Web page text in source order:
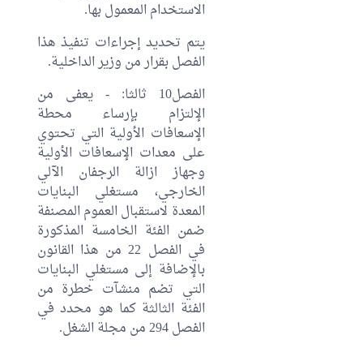
الاستخدام المعمول بها.
يتم تحديد إجراءات تنفيذ هذا
الفصل بقرار من وزير الداخلية.
الفصل10 ثالثا: - يعفى من
الإلتزام بإرساء محطة
الإسعافات الأولية التي تحتوي
على معدات الإسعافات الأولية
وجهاز ازالة الرجفان الآلي
الخارجي، مستغلي البنايات
المعدة لاستقبال العموم المصنفة
ضمن الفئة الخامسة المذكورة
في الفصل 22 من هذا القانون
بالإضافة إلى مستغلي البنايات
التي تضم منشآت خطرة من
الفئة الثالثة كما هو محدد في
الفصل 294 من مجلة الشغل.